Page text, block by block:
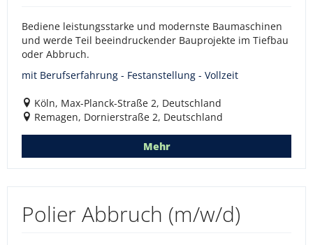
Bediene leistungsstarke und modernste Baumaschinen
und werde Teil beeindruckender Bauprojekte im Tiefbau
oder Abbruch.
mit Berufserfahrung - Festanstellung - Vollzeit
Köln, Max-Planck-Straße 2, Deutschland
Remagen, Dornierstraße 2, Deutschland
Mehr
Polier Abbruch (m/w/d)